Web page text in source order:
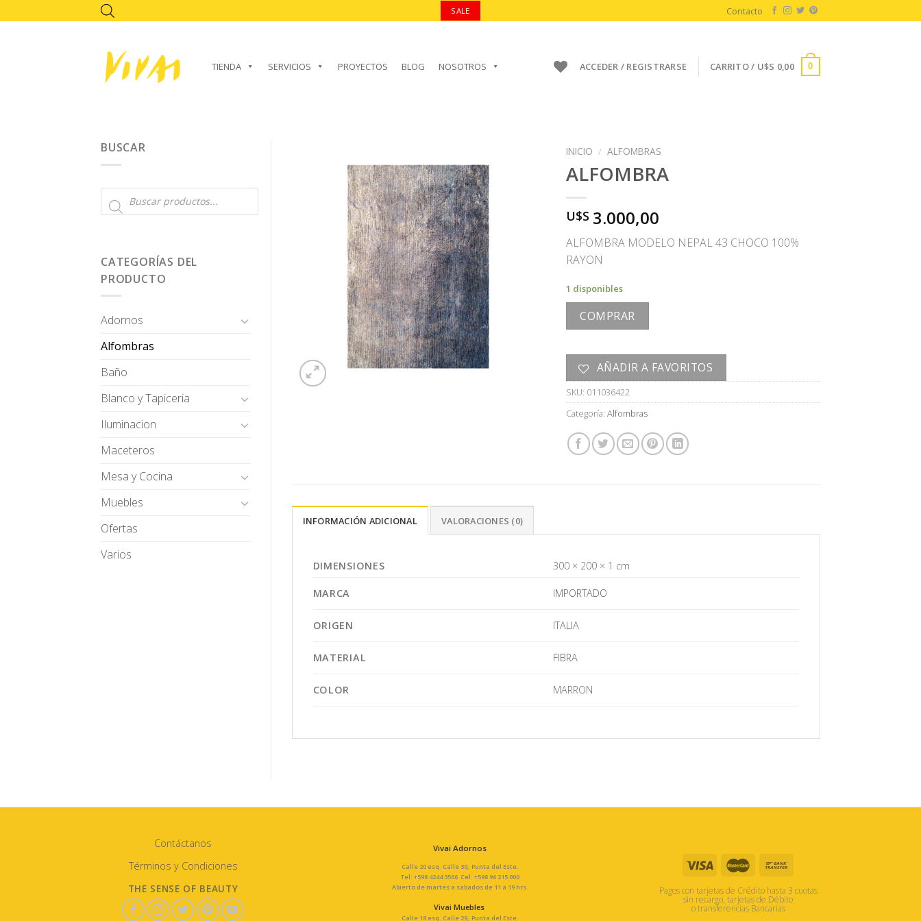
to
SALE Contacto
TIENDA SERVICIOS PROYECTOS BLOG NOSOTROS ACCEDER / REGISTRARSE CARRITO / U$S 0,00 0
BUSCAR
Búsqueda
de
CATEGORÍAS DEL
PRODUCTO
Adornos
Alfombras
Baño
Blanco y Tapiceria
Iluminacion
Maceteros
Mesa y Cocina
Muebles
Ofertas
Varios
AÑADIR A
FAVORITOS
INICIO / ALFOMBRAS
ALFOMBRA
U$S 3.000,00
ALFOMBRA MODELO NEPAL 43 CHOCO 100%
RAYON
1 disponibles
COMPRAR
AÑADIR A FAVORITOS
SKU: 011036422
Categoría:Alfombras
INFORMACIÓN ADICIONAL VALORACIONES (0)
DIMENSIONES 300 × 200 × 1 cm
MARCA IMPORTADO
ORIGEN ITALIA
MATERIAL FIBRA
COLOR MARRON
Contáctanos
Términos y Condiciones
THE SENSE OF BEAUTY
Vivai Adornos
Calle 20 esq. Calle 30, Punta del Este.
Tel: +598 4244 3566 Cel: +598 96 215 000
Abierto de martes a sabados de 11 a 19 hrs.
Vivai Muebles
Calle 18 esq. Calle 29, Punta del Este.
Pagos con tarjetas de Crédito hasta 3 cuotas
sin recargo, tarjetas de Débito
o transferencias Bancarias